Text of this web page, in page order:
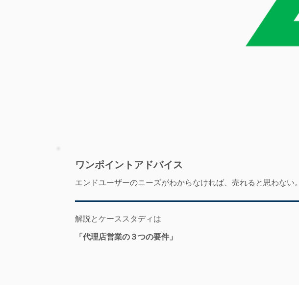
​ワンポイントアドバイス
エンドユーザーのニーズがわからなければ、売れると思わない。
解説とケーススタディは
「代理店営業の３つの要件」